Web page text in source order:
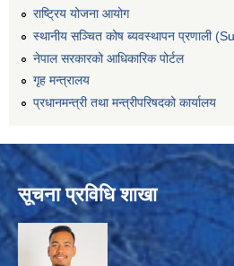
राष्ट्रिय योजना आयोग
स्थानीय सञ्चित कोष ब्यवस्थापन प्रणाली
नेपाल सरकारको आधिकारिक पोर्टल
गृह मन्त्रालय
प्रधानमन्त्री तथा मन्त्रीपरिषदको कार्यालय
सूचना प्रविधि शाखा